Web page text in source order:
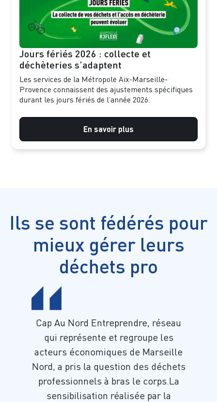
Jours fériés 2026 : collecte et
déchèteries s’adaptent
Les services de la Métropole Aix-Marseille-
Provence connaissent des ajustements spécifiques
durant les jours fériés de l’année 2026.
En savoir plus
Ils se sont fédérés pour
mieux gérer leurs
déchets pro
Cap Au Nord Entreprendre, réseau
qui représente et regroupe les
acteurs économiques de Marseille
Nord, a pris la question des déchets
professionnels à bras le corps.La
sensibilisation réalisée par la